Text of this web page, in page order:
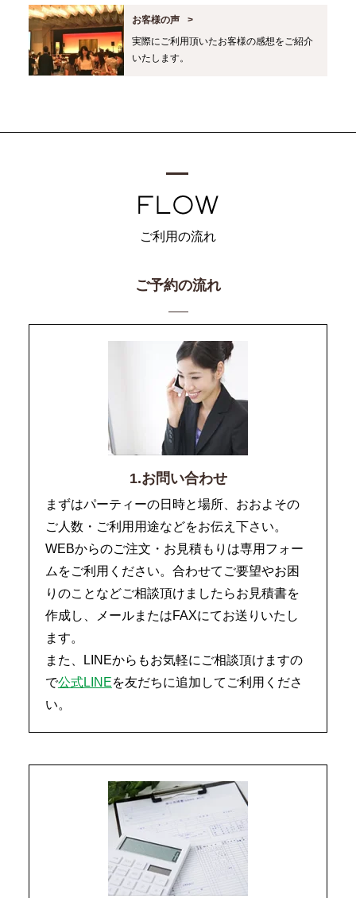
お客様の声
実際にご利用頂いたお客様の感想をご紹介
いたします。
ご利用の流れ
ご予約の流れ
1.お問い合わせ
まずはパーティーの日時と場所、おおよその
ご人数・ご利用用途などをお伝え下さい。
WEBからのご注文・お見積もりは専用フォー
ムをご利用ください。合わせてご要望やお困
りのことなどご相談頂けましたらお見積書を
作成し、メールまたはFAXにてお送りいたし
ます。
また、LINEからもお気軽にご相談頂けますの
で公式LINEを友だちに追加してご利用くださ
い。